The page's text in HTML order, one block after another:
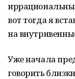
вот тогда я
на
Уже начала
говорить